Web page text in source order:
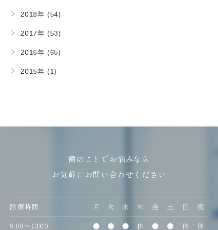
2018年 (54)
2017年 (53)
2016年 (65)
2015年 (1)
歯のことでお悩みなら
お気軽にお問い合わせください
診療時間 月 火 水 木 金 土 日
祝
9:00〜13:00
● ● ● 休 ● ● 休
休